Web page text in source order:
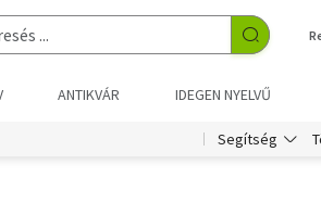
ANTIKVÁR IDEGEN NYELVŰ
Segítség